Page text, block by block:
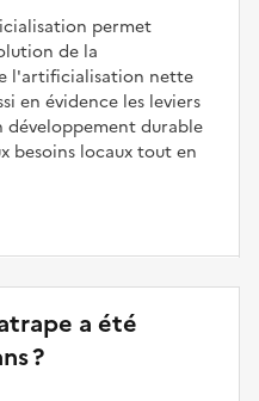
permet
de la
l'artificialisation nette
en évidence les leviers
développement durable
besoins locaux tout en
a été
?